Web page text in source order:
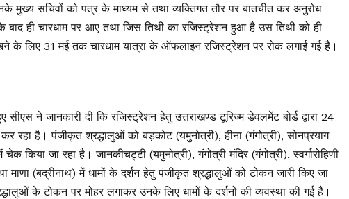
मुख्य सचिवों को पत्र के माध्यम से तथा व्यक्तिगत तौर पर बातचीत कर अनुरोध
बाद ही चारधाम पर आए तथा जिस तिथी का रजिस्ट्रेशन हुआ है उस तिथी को ही
के लिए 31 मई तक चारधाम यात्रा के ऑफलाइन रजिस्ट्रेशन पर रोक लगाई गई है।
ने जानकारी दी कि रजिस्ट्रेशन हेतु उत्तराखण्ड टूरिज्म डेवलमेंट बोर्ड द्वारा 24
रहा है। पंजीकृत श्रद्धालुओं को बड़कोट (यमुनोत्री), हीना (गंगोत्री), सोनप्रयाग
किया जा रहा है। जानकीचट्टी (यमुनोत्री), गंगोत्री मंदिर (गंगोत्री), स्वर्गारोहिणी
(बद्रीनाथ) में धामों के दर्शन हेतु पंजीकृत श्रद्धालुओं को टोकन जारी किए जा
के टोकन पर मोहर लगाकर उनके लिए धामों के दर्शनों की व्यवस्था की गई है।